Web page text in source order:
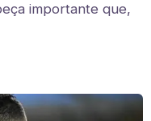
importante que,